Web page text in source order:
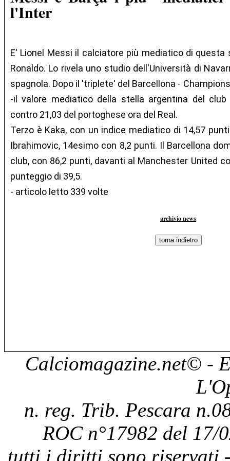
l'Inter
E' Lionel Messi il calciatore più mediatico di
Ronaldo. Lo rivela uno studio dell'Università di
spagnola. Dopo il 'triplete' del Barcellona -
-il valore mediatico della stella argentina del club
contro 21,03 del portoghese ora del Real.
Terzo è Kaka, con un indice mediatico di 14,57
Ibrahimovic, 14esimo con 8,2 punti. Il Barcellona
club, con 86,2 punti, davanti al Manchester United
punteggio di 39,5.
- articolo letto 339 volte
archivio news
Calciomagazine.net© -
n. reg. Trib. Pescara
ROC n°17982 del 17/
tutti i diritti sono riservati